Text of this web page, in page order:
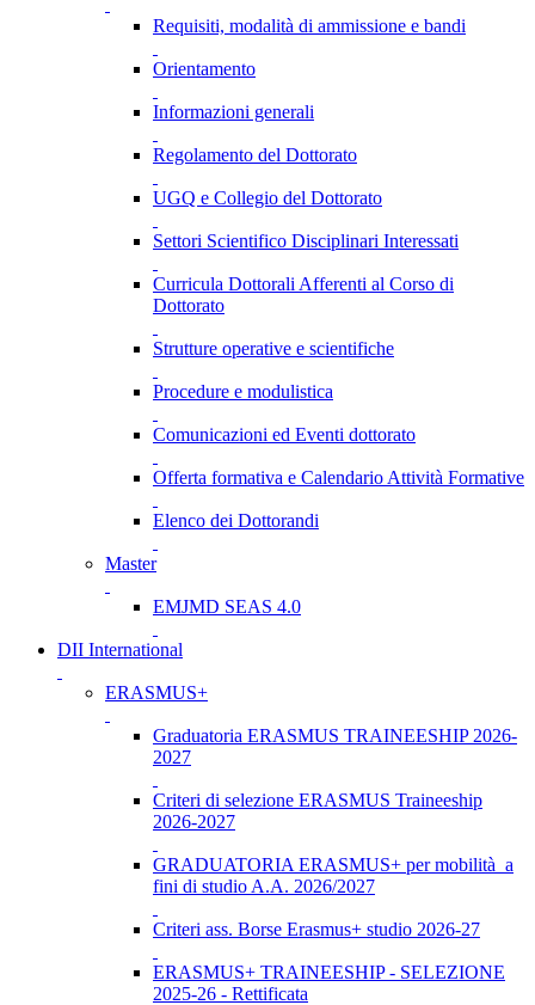
Requisiti, modalità di ammissione e bandi
Orientamento
Informazioni generali
Regolamento del Dottorato
UGQ e Collegio del Dottorato
Settori Scientifico Disciplinari Interessati
Curricula Dottorali Afferenti al Corso di
Dottorato
Strutture operative e scientifiche
Procedure e modulistica
Comunicazioni ed Eventi dottorato
Offerta formativa e Calendario Attività Formative
Elenco dei Dottorandi
Master
EMJMD SEAS 4.0
DII International
ERASMUS+
Graduatoria ERASMUS TRAINEESHIP 2026-
2027
Criteri di selezione ERASMUS Traineeship
2026-2027
GRADUATORIA ERASMUS+ per mobilità a
fini di studio A.A. 2026/2027
Criteri ass. Borse Erasmus+ studio 2026-27
ERASMUS+ TRAINEESHIP - SELEZIONE
2025-26 - Rettificata